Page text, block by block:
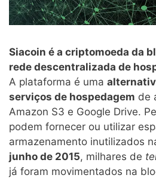
Siacoin é a criptomoeda da
rede descentralizada de
A plataforma é uma
serviços de hospedagem de
Amazon S3 e Google Drive.
podem fornecer ou utilizar
armazenamento inutilizados
junho de 2015, milhares de
já foram movimentados na